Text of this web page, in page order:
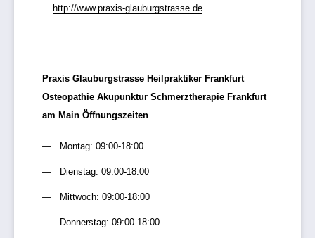
http://www.praxis-glauburgstrasse.de
Praxis Glauburgstrasse Heilpraktiker Frankfurt
Osteopathie Akupunktur Schmerztherapie Frankfurt
am Main Öffnungszeiten
Montag: 09:00-18:00
Dienstag: 09:00-18:00
Mittwoch: 09:00-18:00
Donnerstag: 09:00-18:00